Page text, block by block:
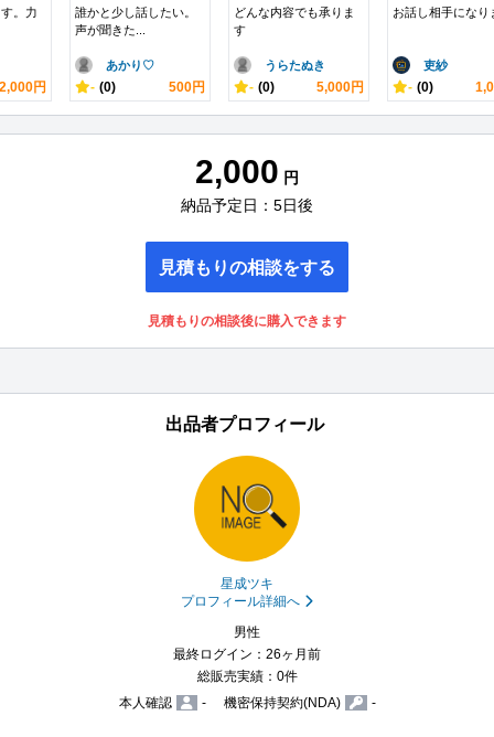
。力
2,000円
誰かと少し話したい。
声が聞きた...
あかり♡
- (0) 500円
どんな内容でも承りま
す
うらたぬき
- (0) 5,000円
お話し相手になり
吏紗
- (0)
2,000 円
納品予定日：5日後
見積もりの相談をする
見積もりの相談後に購入できます
出品者プロフィール
星成ツキ
プロフィール詳細へ
男性
最終ログイン：26ヶ月前
総販売実績：0件
本人確認
- 機密保持契約(NDA) -